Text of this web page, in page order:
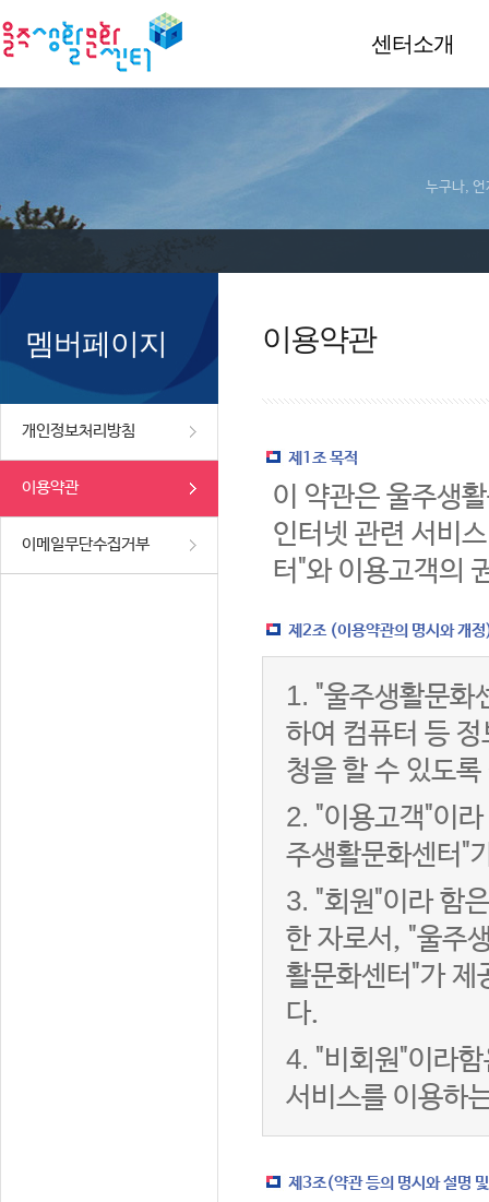
센터소개
누구나, 언
멤버페이지
개인정보처리방침
이용약관
이메일무단수집거부
이용약관
제1조 목적
이 약관은 울주생
인터넷 관련 서비
터"와 이용고객의
제2조 (이용약관의 명시와 개
1. "울주생활문화
하여 컴퓨터 등
청을 할 수 있도
2. "이용고객"이
주생활문화센터"
3. "회원"이라 함
한 자로서, "울주
활문화센터"가 제
다.
4. "비회원"이라
서비스를 이용하
제3조(약관 등의 명시와 설명